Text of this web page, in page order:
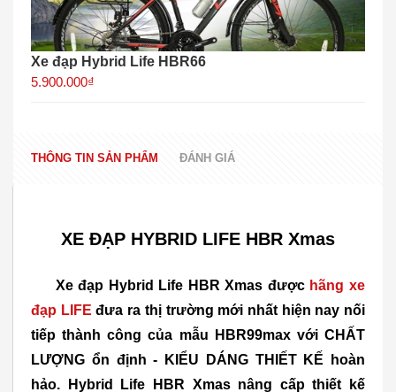
Xe đạp Hybrid Life HBR66
5.900.000₫
THÔNG TIN SẢN PHẨM ĐÁNH GIÁ
XE ĐẠP HYBRID LIFE HBR Xmas
Xe đạp Hybrid Life HBR Xmas được hãng xe
đạp LIFE đưa ra thị trường mới nhất hiện nay nối
tiếp thành công của mẫu HBR99max với CHẤT
LƯỢNG ổn định - KIỂU DÁNG THIẾT KẾ hoàn
hảo. Hybrid Life HBR Xmas nâng cấp thiết kế